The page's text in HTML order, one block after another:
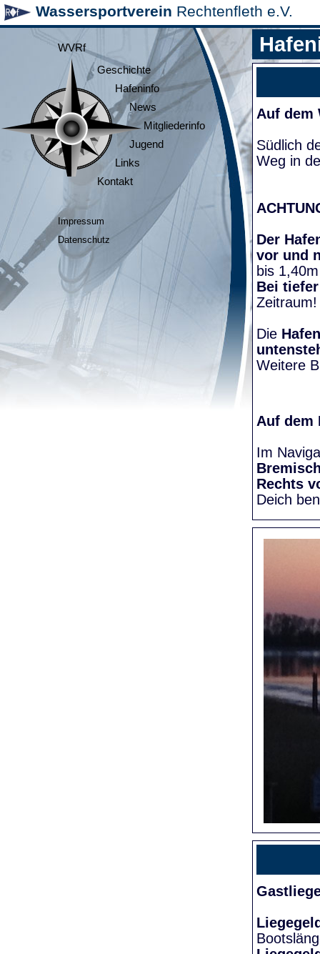
Wassersportverein Rechtenfleth e.V.
WVRf
Geschichte
Hafeninfo
News
Mitgliederinfo
Jugend
Links
Kontakt
Impressum
Datenschutz
Auf dem
Südlich
Weg in
Der
vor und
bis
Bei
Die
Weitere
Auf dem
Im
Rechts
Deich